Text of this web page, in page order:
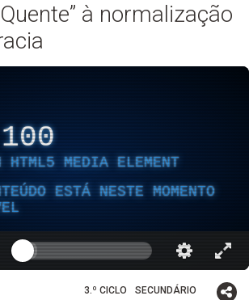
à normalização
100
HTML5 MEDIA ELEMENT
ESTÁ NESTE MOMENTO
3.º CICLO SECUNDÁRIO